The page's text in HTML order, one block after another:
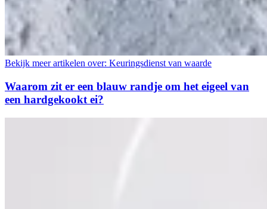
Bekijk meer artikelen over: Keuringsdienst van waarde
Waarom zit er een blauw randje om het eigeel van
een hardgekookt ei?